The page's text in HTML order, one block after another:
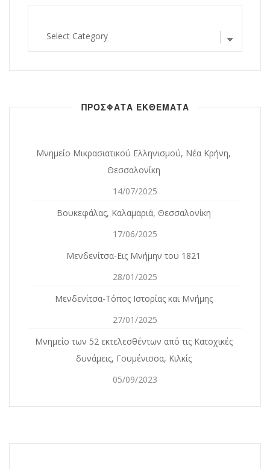
ΠΡΟΣΦΑΤΑ ΕΚΘΕΜΑΤΑ
Μνημείο Μικρασιατικού Ελληνισμού, Νέα Κρήνη,
Θεσσαλονίκη
14/07/2025
Βουκεφάλας, Καλαμαριά, Θεσσαλονίκη
17/06/2025
Μενδενίτσα-Εις Μνήμην του 1821
28/01/2025
Μενδενίτσα-Τόπος Ιστορίας και Μνήμης
27/01/2025
Mνημείο των 52 εκτελεσθέντων από τις Κατοχικές
δυνάμεις, Γουμένισσα, Κιλκίς
05/09/2023